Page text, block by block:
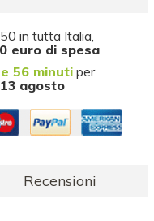
in tutta Italia,
euro di spesa
56 minutiper
agosto
Recensioni